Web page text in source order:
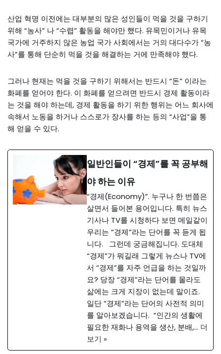
산업 혁명 이전에는 대부분의 많은 성인들이 먹을 것을 구하기
위해 “농사” 나 “수렵” 활동을 해야만 했다. 유목민이거나 유목
국가에 거주하지 않은 농업 국가 사회에서는 거의 대다수가 “농
사”를 통해 단순히 먹을 것을 해결하는 거에 만족해야 했다.
그러나 현재는 먹을 것을 구하기 위해서는 반드시 “돈” 이라는
화폐를 얻어야 한다. 이 화폐를 얻으려면 반드시 경제 활동이라
는 것을 해야 하는데, 경제 활동을 하기 위한 행위는 어느 회사에
속해서 노동을 하거나 스스로가 장사를 하는 등의 “사업”을 통
해 얻을 수 있다.
일반인들이 “경제”를 꼭 공부해
야 하는 이유
“경제(Economy)”. 누구나 한 번쯤은
살면서 들어본 용어입니다. 특히 뉴스
기사나 TV를 시청하다 보면 메일같이
우리는 “경제”라는 단어를 꼭 듣게 됩
니다. 그런데 궁금해집니다. 도대체
“경제”가 뭐길래 그렇게 뉴스나 TV에
서 “경제”를 자주 언급을 하는 것일까
요? 당장 “경제”라는 단어를 몰라도
삶에는 크게 지장이 없는데 말이죠.
일단 “경제”라는 단어의 사전적 의미
를 알아보겠습니다. “인간의 생활에
필요한 재화나 용역을 생산, 분배,… 더
보기 »